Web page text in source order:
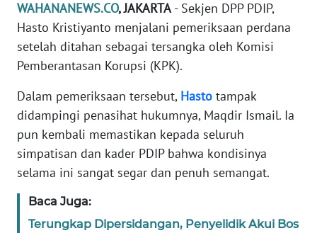
WAHANANEWS.CO, JAKARTA- Sekjen DPP PDIP,
Hasto Kristiyanto menjalani pemeriksaan perdana
setelah ditahan sebagai tersangka oleh Komisi
Pemberantasan Korupsi (KPK).
Dalam pemeriksaan tersebut, Hasto tampak
didampingi penasihat hukumnya, Maqdir Ismail. Ia
pun kembali memastikan kepada seluruh
simpatisan dan kader PDIP bahwa kondisinya
selama ini sangat segar dan penuh semangat.
Baca Juga:
Terungkap Dipersidangan, Penyelidik Akui Bos
Informasi
INDEKS
KONTAK
KAMI
INFO
IKLAN
TENTANG